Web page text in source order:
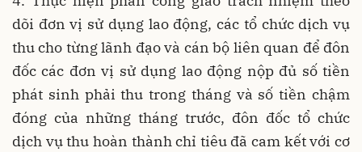
dõi đơn vị sử dụng lao động, các tổ chức dịch vụ
thu cho từng lãnh đạo và cán bộ liên quan để đôn
đốc các đơn vị sử dụng lao động nộp đủ số tiền
phát sinh phải thu trong tháng và số tiền chậm
đóng của những tháng trước, đôn đốc tổ chức
dịch vụ thu hoàn thành chỉ tiêu đã cam kết với cơ